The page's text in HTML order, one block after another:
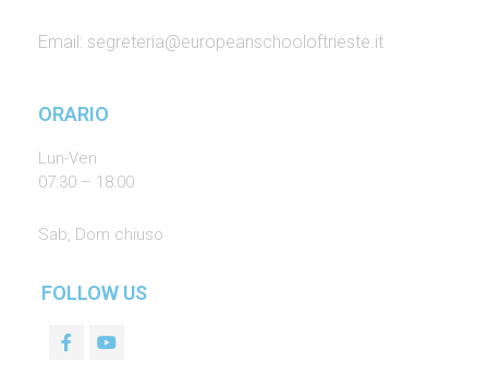
Email: segreteria@europeanschooloftrieste.it
ORARIO
Lun-Ven
07:30 – 18:00
Sab, Dom chiuso
FOLLOW US
F
a
Y
o